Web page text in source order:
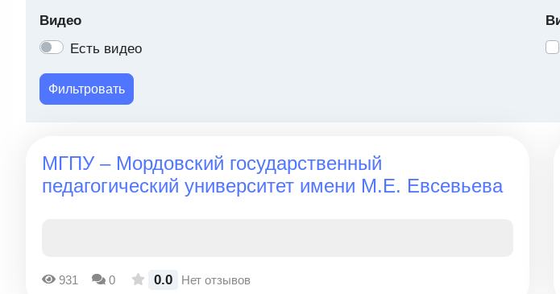
Видео
Есть видео
Фильтровать
МГПУ – Мордовский государственный
педагогический университет имени М.Е. Евсевьева
931 0 0.0 Нет отзывов